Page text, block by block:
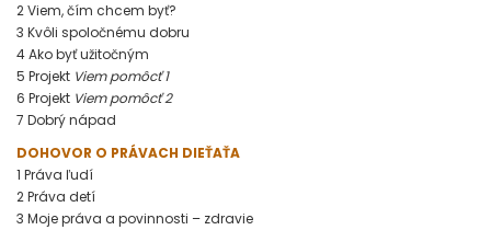
2 Viem, čím chcem byť?
3 Kvôli spoločnému dobru
4 Ako byť užitočným
5 Projekt Viem pomôcť 1
6 Projekt Viem pomôcť 2
7 Dobrý nápad
DOHOVOR O PRÁVACH DIEŤAŤA
1 Práva ľudí
2 Práva detí
3 Moje práva a povinnosti – zdravie